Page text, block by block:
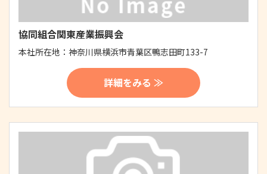
協同組合関東産業振興会
本社所在地： 神奈川県横浜市青葉区鴨志田町133-7
詳細をみる ≫